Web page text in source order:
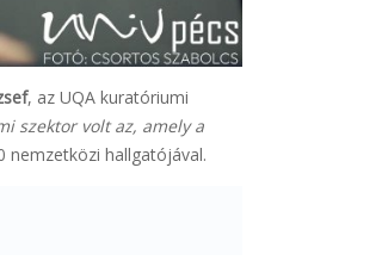
, az UQA kuratóriumi
szektor volt az, amely a
nemzetközi hallgatójával.